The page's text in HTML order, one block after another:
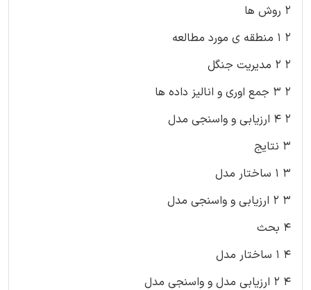
۲ روش ها
۲ ۱ منطقه ی مورد مطالعه
۲ ۲ مدیریت جنگل
۲ ۳ جمع اوری و انالیز داده ها
۲ ۴ ارزیابی و واسنجی مدل
۳ نتایج
۳ ۱ ساختار مدل
۳ ۲ ارزیابی و واسنجی مدل
۴ بحث
۴ ۱ ساختار مدل
۴ ۲ ارزیابی مدل و واسنجی مدل